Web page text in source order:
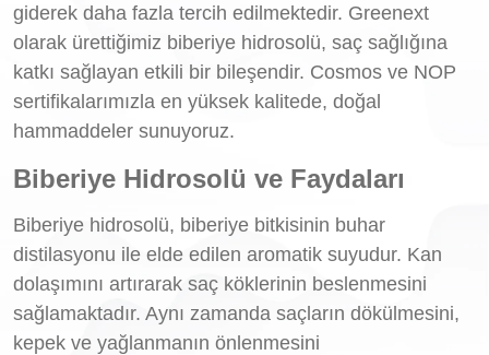
giderek daha fazla tercih edilmektedir. Greenext
olarak ürettiğimiz biberiye hidrosolü, saç sağlığına
katkı sağlayan etkili bir bileşendir. Cosmos ve NOP
sertifikalarımızla en yüksek kalitede, doğal
hammaddeler sunuyoruz.
Biberiye Hidrosolü ve Faydaları
Biberiye hidrosolü, biberiye bitkisinin buhar
distilasyonu ile elde edilen aromatik suyudur. Kan
dolaşımını artırarak saç köklerinin beslenmesini
sağlamaktadır. Aynı zamanda saçların dökülmesini,
kepek ve yağlanmanın önlenmesini